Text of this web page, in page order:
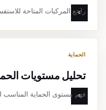
راجع المركبات المتاحة
الحماية
تحليل مستويات
فهم مستوى الحماية المناسب